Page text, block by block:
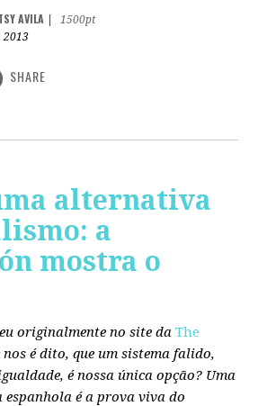
AVILA
1500pt
2013
SHARE
alternativa
a
mostra o
originalmente no site daThe
nos é dito, que um sistema falido,
é nossa única opção? Uma
é a prova viva do